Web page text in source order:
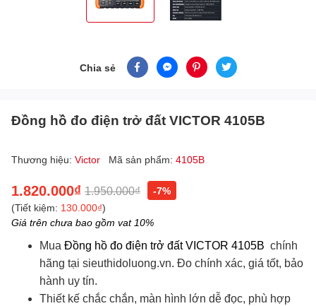
Chia sẻ
Đồng hồ đo điện trở đất VICTOR 4105B
Thương hiệu: Victor Mã sản phẩm: 4105B
1.820.000₫ 1.950.000₫
-7%
(Tiết kiệm: 130.000₫)
Giá trên chưa bao gồm vat 10%
Mua Đồng hồ đo điện trở đất VICTOR 4105B chính
hãng tại sieuthidoluong.vn. Đo chính xác, giá tốt, bảo
hành uy tín.
Thiết kế chắc chắn, màn hình lớn dễ đọc, phù hợp